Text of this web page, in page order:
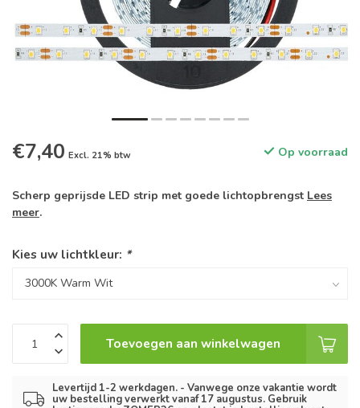
€7,40 Excl. 21% btw Op voorraad
Scherp geprijsde LED strip met goede lichtopbrengst Lees
meer.
Kies uw lichtkleur: *
Toevoegen aan winkelwagen
Levertijd 1-2 werkdagen. - Vanwege onze vakantie wordt
uw bestelling verwerkt vanaf 17 augustus. Gebruik